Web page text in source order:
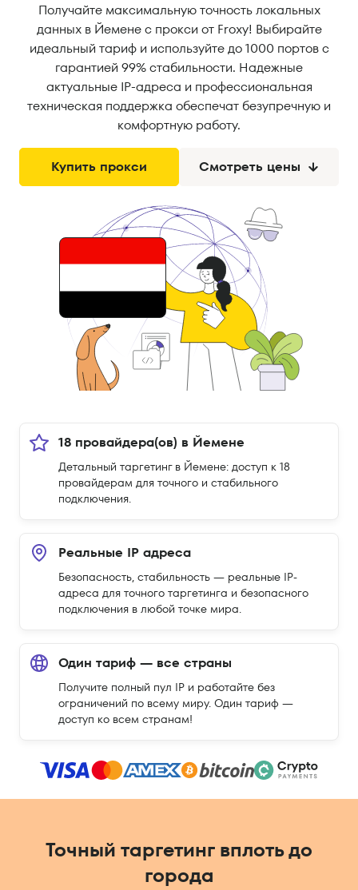
Получайте максимальную точность локальных
данных в Йемене с прокси от Froxy! Выбирайте
идеальный тариф и используйте до 1000 портов с
гарантией 99% стабильности. Надежные
актуальные IP-адреса и профессиональная
техническая поддержка обеспечат безупречную и
комфортную работу.
Купить прокси Смотреть цены
18 провайдера(ов) в Йемене
Детальный таргетинг в Йемене: доступ к 18
провайдерам для точного и стабильного
подключения.
Реальные IP адреса
Безопасность, стабильность — реальные IP-
адреса для точного таргетинга и безопасного
подключения в любой точке мира.
Один тариф — все страны
Получите полный пул IP и работайте без
ограничений по всему миру. Один тариф —
доступ ко всем странам!
Точный таргетинг вплоть до
города